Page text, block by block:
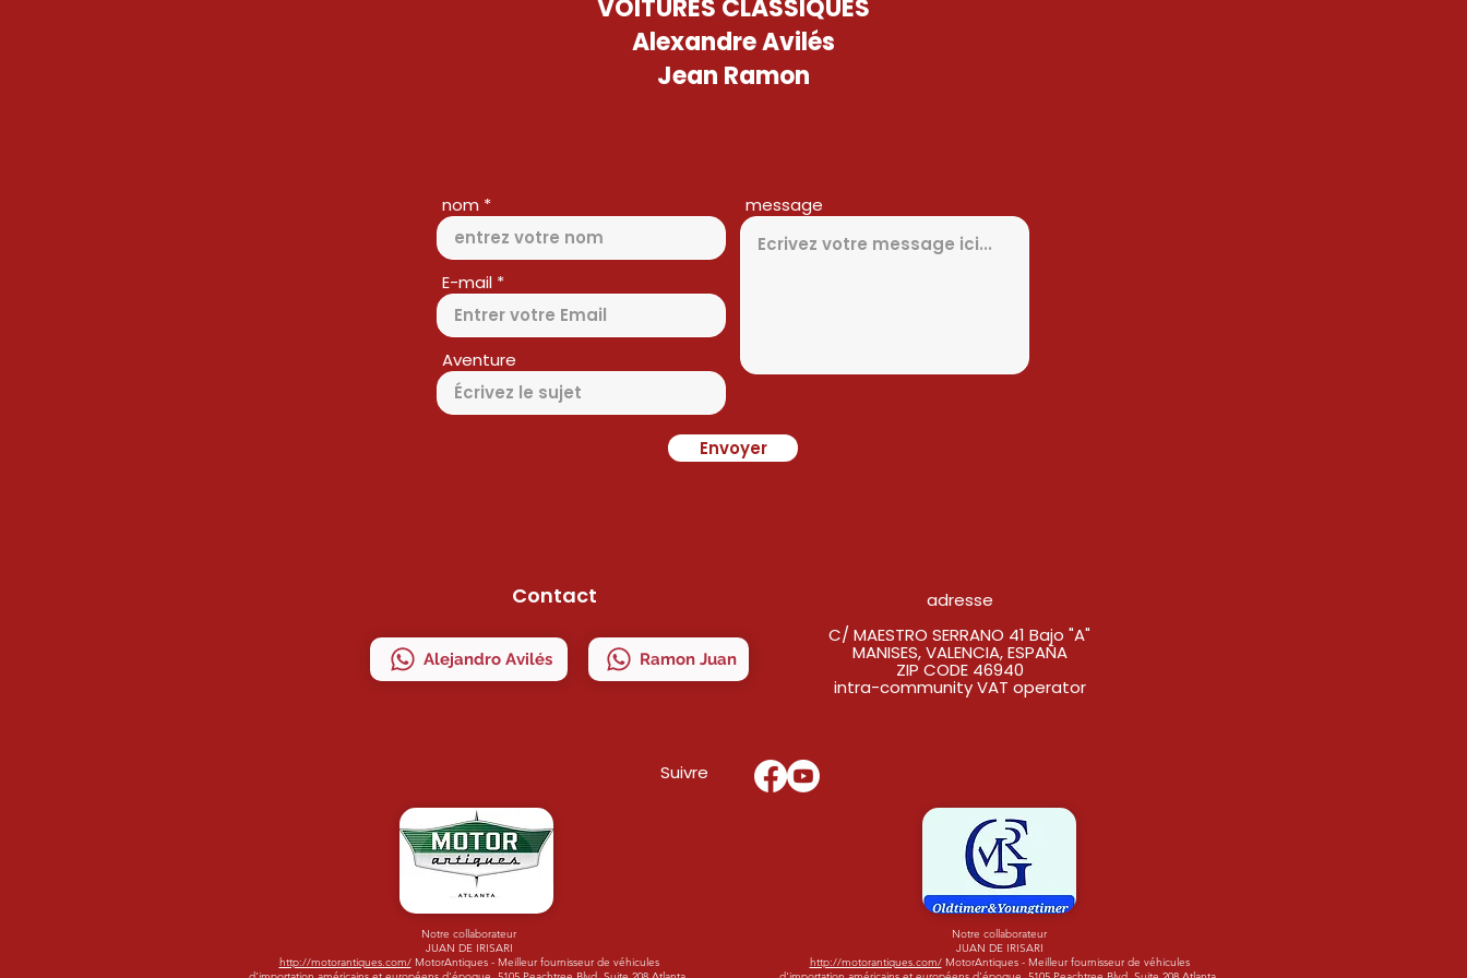
VOITURES CLASSIQUES
Alexandre Avilés
Jean Ramon
nom
E-mail
Aventure
message
Envoyer
Contact
Alejandro Avilés Ramon Juan
Suivre
Notre collaborateur
JUAN DE IRISARI
http://motorantiques.com/MotorAntiques - Meilleur fournisseur de véhicules
adresse
C/ MAESTRO SERRANO 41 Bajo "A"
MANISES, VALENCIA, ESPAÑA
ZIP CODE 46940
intra-community VAT operator
Notre collaborateur
JUAN DE IRISARI
http://motorantiques.com/MotorAntiques - Meilleur fournisseur de véhicules